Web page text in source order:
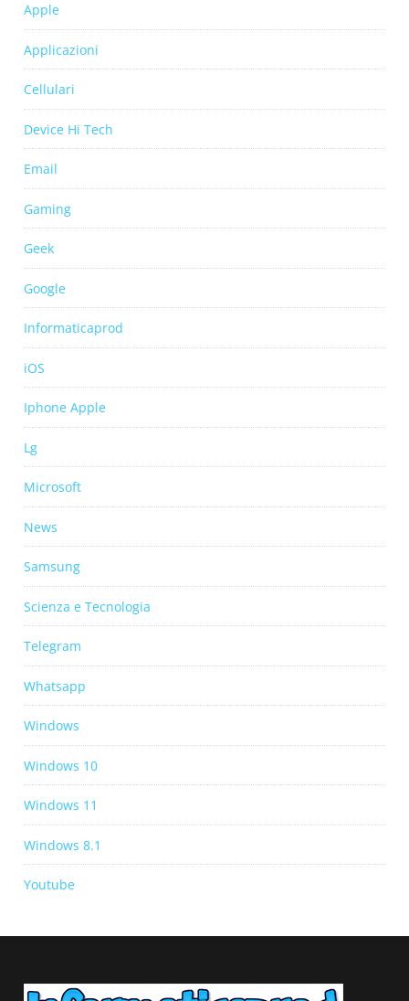
Apple
Applicazioni
Cellulari
Device Hi Tech
Email
Gaming
Geek
Google
Informaticaprod
iOS
Iphone Apple
Lg
Microsoft
News
Samsung
Scienza e Tecnologia
Telegram
Whatsapp
Windows
Windows 10
Windows 11
Windows 8.1
Youtube